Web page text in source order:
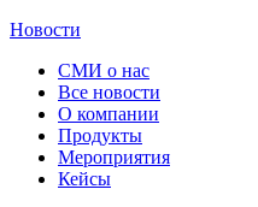
Новости
СМИ о нас
Все новости
О компании
Продукты
Мероприятия
Кейсы